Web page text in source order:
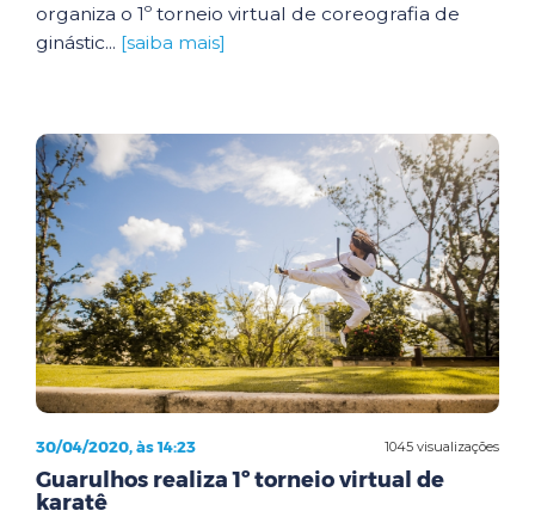
organiza o 1º torneio virtual de coreografia de
ginástic... [saiba mais]
1045 visualizações
30/04/2020, às 14:23
Guarulhos realiza 1º torneio virtual de
karatê